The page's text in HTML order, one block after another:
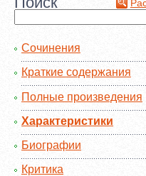
Сочинения
Краткие содержания
Полные произведения
Характеристики
Биографии
Критика